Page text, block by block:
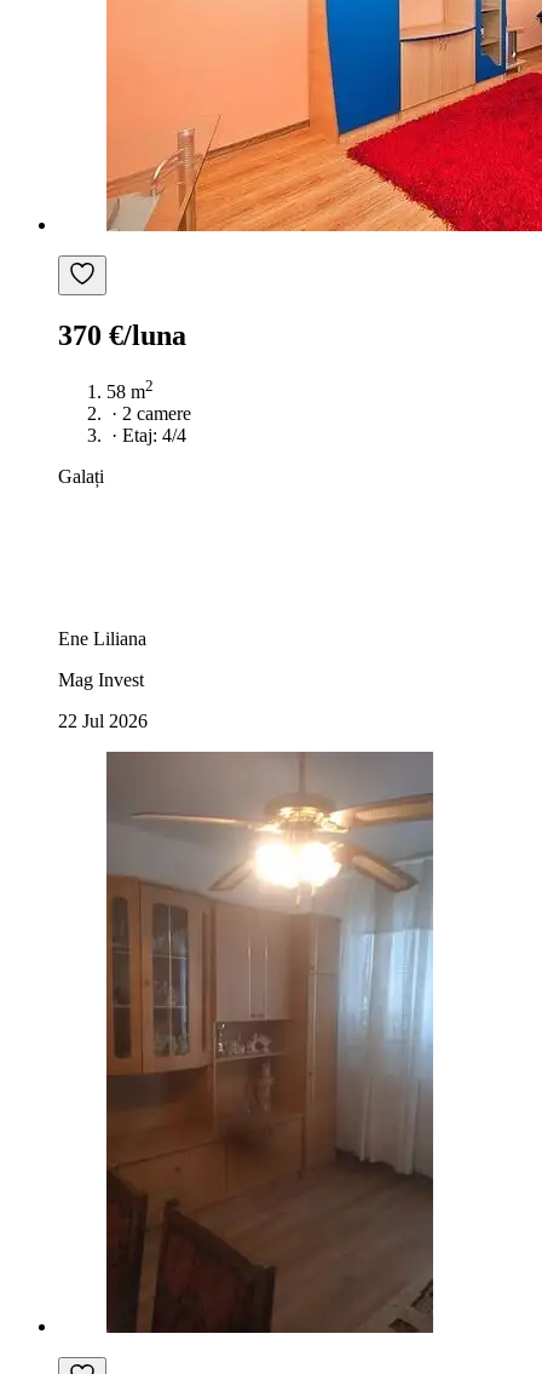
370 €/luna
58 m2
· 2 camere
· Etaj: 4/4
Galați
Ene Liliana
Mag Invest
22 Jul 2026